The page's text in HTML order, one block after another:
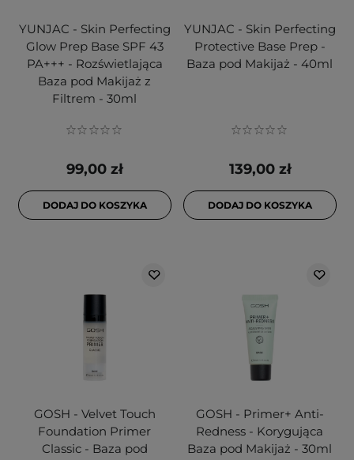
YUNJAC - Skin Perfecting
Glow Prep Base SPF 43
PA+++ - Rozświetlająca
Baza pod Makijaż z
Filtrem - 30ml
99,00 zł
DODAJ DO KOSZYKA
YUNJAC - Skin Perfecting
Protective Base Prep -
Baza pod Makijaż - 40ml
139,00 zł
DODAJ DO KOSZYKA
GOSH - Velvet Touch
Foundation Primer
Classic - Baza pod
GOSH - Primer+ Anti-
Redness - Korygująca
Baza pod Makijaż - 30ml